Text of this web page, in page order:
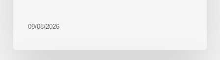
09/08/2026